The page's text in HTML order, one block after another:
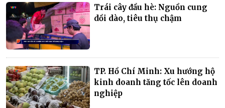
Trái cây đầu hè: Nguồn cung
dồi dào, tiêu thụ chậm
TP. Hồ Chí Minh: Xu hướng hộ
kinh doanh tăng tốc lên doanh
nghiệp